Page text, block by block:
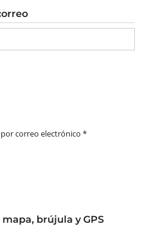
correo electrónico *
brújula y GPS